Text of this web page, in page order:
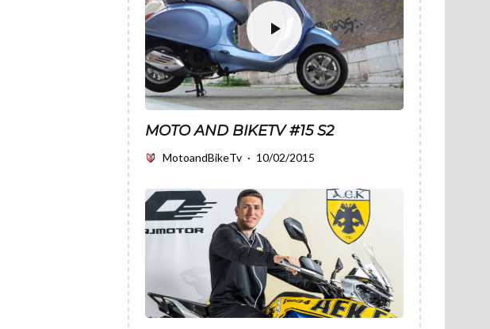
MOTO AND BIKETV #15 S2
MotoandBikeTv · 10/02/2015